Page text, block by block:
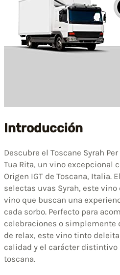
Introducción
Descubre el Toscane Syrah
Tua Rita, un vino excepcional
Origen IGT de Toscana, Italia.
selectas uvas Syrah, este
vino que buscan una
cada sorbo. Perfecto para
celebraciones o
de relax, este vino tinto
calidad y el carácter
toscana.